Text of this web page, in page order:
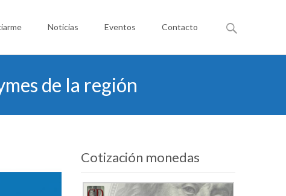
Noticias Eventos Contacto
Buscar
de la región
Cotización monedas